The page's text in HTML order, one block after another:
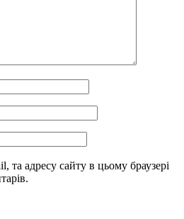
та адресу сайту в цьому браузері